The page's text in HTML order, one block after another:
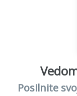
Posilnite